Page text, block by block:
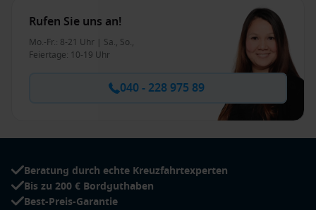
Rufen Sie uns an!
Mo.-Fr.: 8-21 Uhr | Sa., So.,
Feiertage: 10-19 Uhr
040 - 228 975 89
Beratung durch echte Kreuzfahrtexperten
Bis zu 200 € Bordguthaben
Best-Preis-Garantie